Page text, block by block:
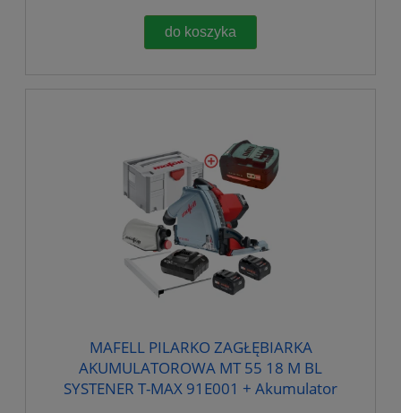
do koszyka
MAFELL PILARKO ZAGŁĘBIARKA
AKUMULATOROWA MT 55 18 M BL
SYSTENER T-MAX 91E001 + Akumulator